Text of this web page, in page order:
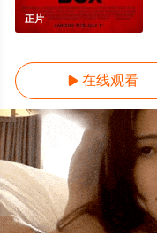
正片
 在线观看